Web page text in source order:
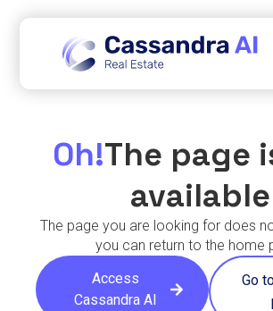
Oh!The page
available​
The page you are looking for does
you can return to the home
Access
Cassandra AI
Go